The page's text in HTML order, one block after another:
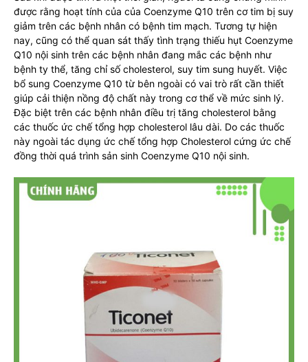
được rằng hoạt tính của của Coenzyme Q10 trên cơ tim bị suy
giảm trên các bệnh nhân có bệnh tim mạch. Tương tự hiện
nay, cũng có thể quan sát thấy tình trạng thiếu hụt Coenzyme
Q10 nội sinh trên các bệnh nhân đang mắc các bệnh như
bệnh ty thể, tăng chỉ số cholesterol, suy tim sung huyết. Việc
bổ sung Coenzyme Q10 từ bên ngoài có vai trò rất cần thiết
giúp cải thiện nồng độ chất này trong cơ thể về mức sinh lý.
Đặc biệt trên các bệnh nhân điều trị tăng cholesterol bằng
các thuốc ức chế tổng hợp cholesterol lâu dài. Do các thuốc
này ngoài tác dụng ức chế tổng hợp Cholesterol cứng ức chế
đồng thời quá trình sản sinh Coenzyme Q10 nội sinh.